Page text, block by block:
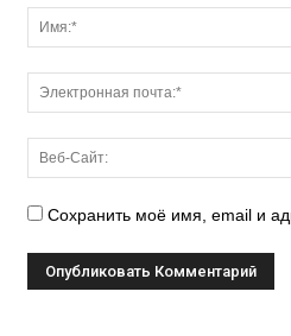
Сохранить моё имя, email и